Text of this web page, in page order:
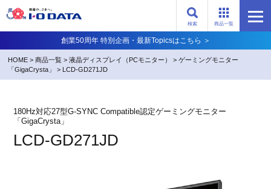
検索 商品一覧
創業50周年 特別企画・最新Topicsはこちら ＞
HOME >商品一覧 >液晶ディスプレイ（PCモニター） >ゲーミングモニター
「GigaCrysta」
> LCD-GD271JD
180Hz対応27型G-SYNC Compatible認定ゲーミングモニター
「GigaCrysta」
LCD-GD271JD